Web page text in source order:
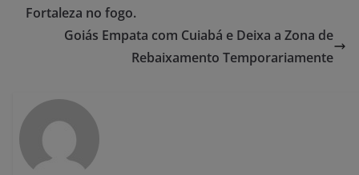
Fortaleza no fogo.
Goiás Empata com Cuiabá e Deixa a Zona de
Rebaixamento Temporariamente